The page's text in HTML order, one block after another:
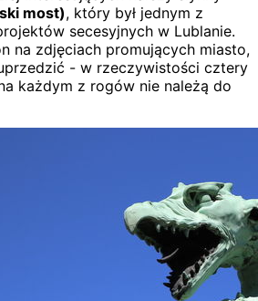
most), który był jednym z
secesyjnych w Lublanie.
na zdjęciach promujących miasto,
- w rzeczywistości cztery
każdym z rogów nie należą do